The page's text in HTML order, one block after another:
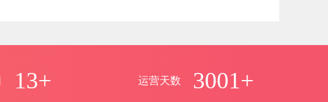
13+ 运营天数 3001+